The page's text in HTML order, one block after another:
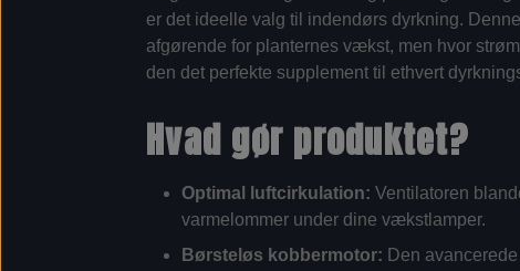
er det ideelle valg til indendørs dyrkning.
afgørende for planternes vækst, men hvor
den det perfekte supplement til ethvert
Hvad gør produktet?
Optimal luftcirkulation: Ventilatoren
varmelommer under dine vækstlamper.
Børsteløs kobbermotor: Den